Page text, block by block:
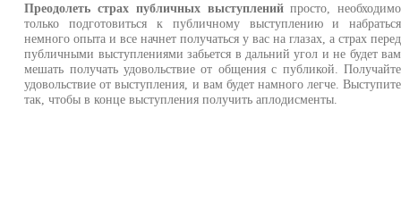
Преодолеть страх публичных выступленийпросто, необходимо
только подготовиться к публичному выступлению и набраться
немного опыта и все начнет получаться у вас на глазах, а страх перед
публичными выступлениями забьется в дальний угол и не будет вам
мешать получать удовольствие от общения с публикой. Получайте
удовольствие от выступления, и вам будет намного легче. Выступите
так, чтобы в конце выступления получить аплодисменты.